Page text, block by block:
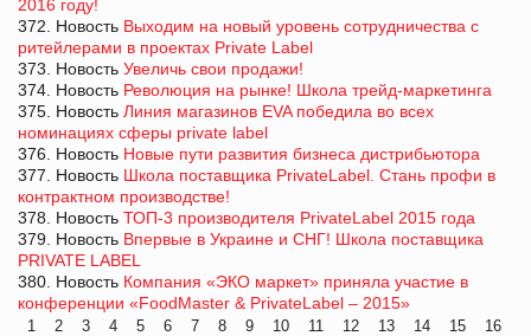
2016 году!
372. Новость Выходим на новый уровень сотрудничества с
ритейлерами в проектах Private Label
373. Новость Увеличь свои продажи!
374. Новость Революция на рынке! Школа трейд-маркетинга
375. Новость Линия магазинов EVA победила во всех
номинациях сферы private label
376. Новость Новые пути развития бизнеса дистрибьютора
377. Новость Школа поставщика PrivateLabel. Стань профи в
контрактном производстве!
378. Новость ТОП-3 производителя PrivateLabel 2015 года
379. Новость Впервые в Украине и СНГ! Школа поставщика
PRIVATE LABEL
380. Новость Компания «ЭКО маркет» приняла участие в
конференции «FoodMaster & PrivateLabel – 2015»
1 2 3 4 5 6 7 8 9 10 11 12 13 14 15
16